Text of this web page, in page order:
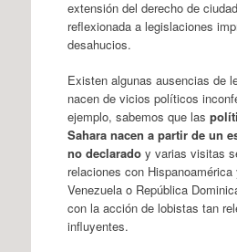
extensión del derecho de
reflexionada a legislaciones
desahucios.
Existen algunas ausencias de
nacen de vicios políticos
ejemplo, sabemos que las
Sahara nacen a partir de un
no declaradoy varias visitas
relaciones con
Venezuela o República
con la acción de lobistas tan
influyentes.